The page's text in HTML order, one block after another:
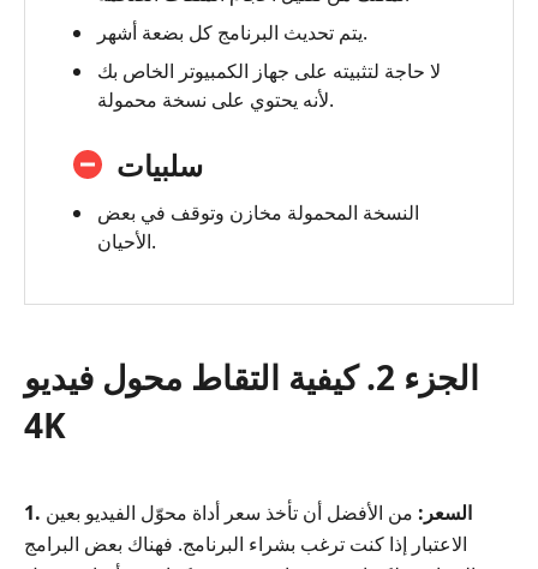
يتم تحديث البرنامج كل بضعة أشهر.
لا حاجة لتثبيته على جهاز الكمبيوتر الخاص بك
لأنه يحتوي على نسخة محمولة.
سلبيات
النسخة المحمولة مخازن وتوقف في بعض
الأحيان.
الجزء 2. كيفية التقاط محول فيديو
4K
1. السعر: من الأفضل أن تأخذ سعر أداة محوّل الفيديو بعين
الاعتبار إذا كنت ترغب بشراء البرنامج. فهناك بعض البرامج